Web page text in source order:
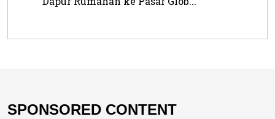
SPONSORED CONTENT